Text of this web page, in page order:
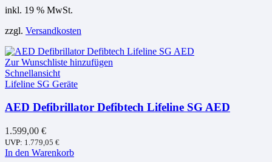
inkl. 19 % MwSt.
zzgl. Versandkosten
Zur Wunschliste hinzufügen
Schnellansicht
Lifeline SG Geräte
AED Defibrillator Defibtech Lifeline SG AED
1.599,00 €
UVP: 1.779,05 €
In den Warenkorb